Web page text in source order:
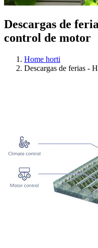
Descargas de
control de motor
Home horti
Descargas de ferias -